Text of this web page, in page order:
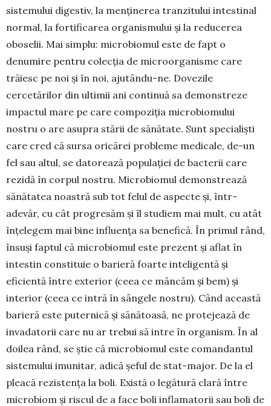
sistemului digestiv, la menținerea tranzitului intestinal
normal, la fortificarea organismului și la reducerea
oboselii. Mai simplu: microbiomul este de fapt o
denumire pentru colecția de microorganisme care
trăiesc pe noi și în noi, ajutându-ne. Dovezile
cercetărilor din ultimii ani continuă sa demonstreze
impactul mare pe care compoziția microbiomului
nostru o are asupra stării de sănătate. Sunt specialiști
care cred că sursa oricărei probleme medicale, de-un
fel sau altul, se datorează populației de bacterii care
rezidă în corpul nostru. Microbiomul demonstrează
sănătatea noastră sub tot felul de aspecte și, într-
adevăr, cu cât progresăm și îl studiem mai mult, cu atât
înțelegem mai bine influența sa benefică. În primul rând,
însuși faptul că microbiomul este prezent și aflat în
intestin constituie o barieră foarte inteligentă și
eficientă între exterior (ceea ce mâncăm și bem) și
interior (ceea ce intră în sângele nostru). Când această
barieră este puternică și sănătoasă, ne protejează de
invadatorii care nu ar trebui să intre în organism. În al
doilea rând, se știe că microbiomul este comandantul
sistemului imunitar, adică șeful de stat-major. De la el
pleacă rezistența la boli. Există o legătură clară între
microbiom și riscul de a face boli inflamatorii sau boli de